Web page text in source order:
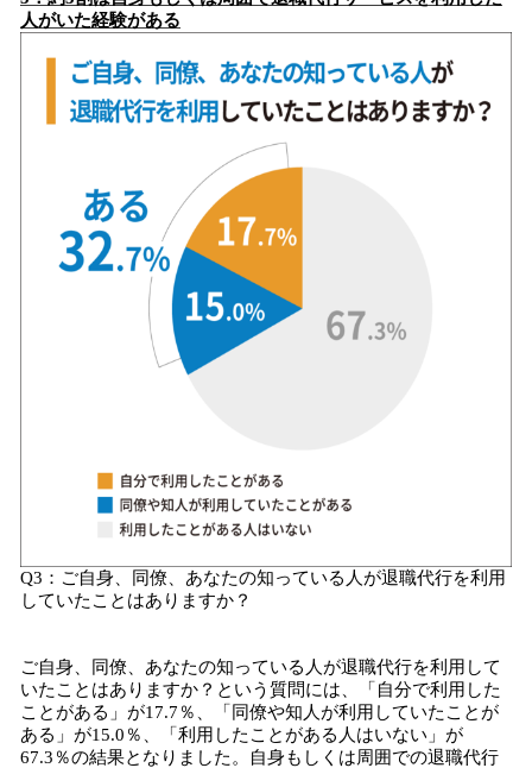
人がいた経験がある
Q3：ご自身、同僚、あなたの知っている人が退職代行を利用
していたことはありますか？
ご自身、同僚、あなたの知っている人が退職代行を利用して
いたことはありますか？という質問には、「自分で利用した
ことがある」が17.7％、「同僚や知人が利用していたことが
ある」が15.0％、「利用したことがある人はいない」が
67.3％の結果となりました。自身もしくは周囲での退職代行